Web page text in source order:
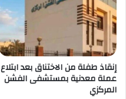
إنقاذ طفلة من الاختناق بعد ابتلاع
عملة معدنية بمستشفى الفشن
المركزي